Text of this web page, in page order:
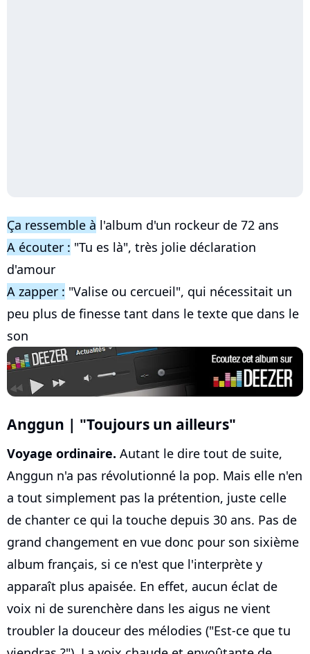
Ça ressemble à l'album d'un rockeur de 72 ans
A écouter : "Tu es là", très jolie déclaration
d'amour
A zapper : "Valise ou cercueil", qui nécessitait un
peu plus de finesse tant dans le texte que dans le
son
Anggun | "Toujours un ailleurs"
Voyage ordinaire. Autant le dire tout de suite,
Anggun n'a pas révolutionné la pop. Mais elle n'en
a tout simplement pas la prétention, juste celle
de chanter ce qui la touche depuis 30 ans. Pas de
grand changement en vue donc pour son sixième
album français, si ce n'est que l'interprète y
apparaît plus apaisée. En effet, aucun éclat de
voix ni de surenchère dans les aigus ne vient
troubler la douceur des mélodies ("Est-ce que tu